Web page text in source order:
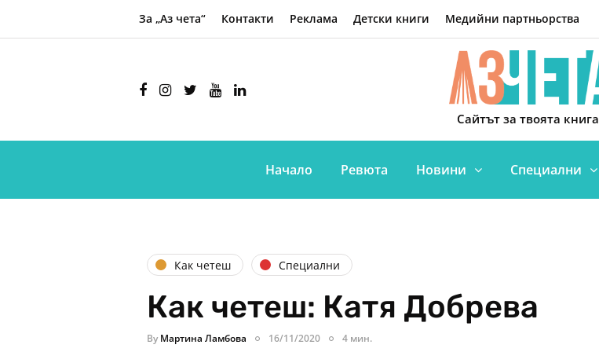
За „Аз чета“ Контакти Реклама Детски книги Медийни партньорства
Сайтът за твоята книга
Начало Ревюта Новини Специални
Как четеш Специални
Как четеш: Катя Добрева
By Мартина Ламбова 16/11/2020 4 мин.